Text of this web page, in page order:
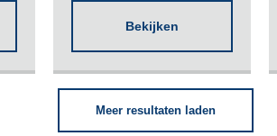
Bekijken
Meer resultaten laden